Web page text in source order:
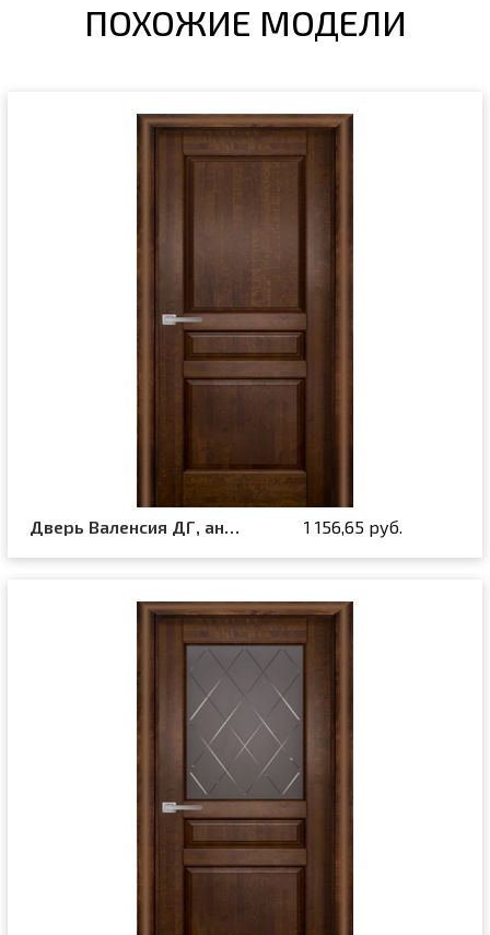
ПОХОЖИЕ МОДЕЛИ
Дверь Валенсия ДГ, античный орех 1 156,65 руб.